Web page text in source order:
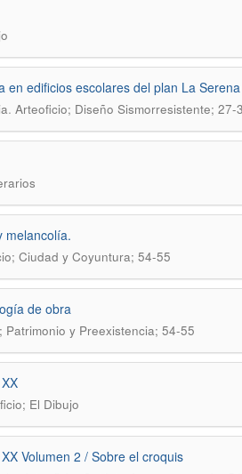
en edificios escolares del plan La Serena
. Arteoficio; Diseño Sismorresistente; 27-
melancolía.
Ciudad y Coyuntura; 54-55
de obra
Patrimonio y Preexistencia; 54-55
El Dibujo
Volumen 2 / Sobre el croquis